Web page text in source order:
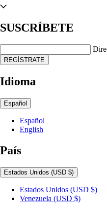
SUSCRÍBETE
REGÍSTRATE
Idioma
Español
Español
English
País
Estados Unidos (USD $)
Estados Unidos (USD $)
Venezuela (USD $)